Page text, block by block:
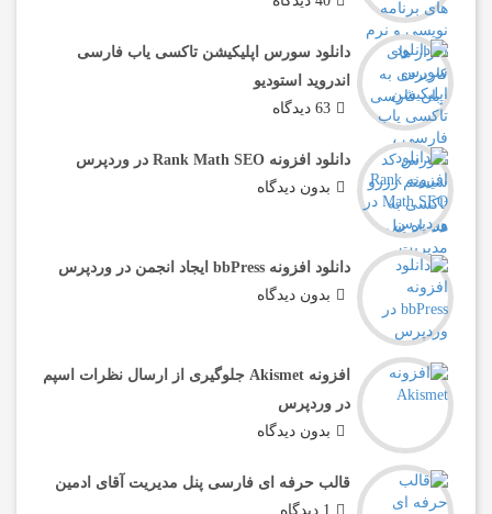
دانلود سورس اپلیکیشن تاکسی یاب فارسی
اندروید استودیو
63 دیدگاه
دانلود افزونه Rank Math SEO در وردپرس
بدون دیدگاه
دانلود افزونه bbPress ایجاد انجمن در وردپرس
بدون دیدگاه
افزونه Akismet جلوگیری از ارسال نظرات اسپم
در وردپرس
بدون دیدگاه
قالب حرفه ای فارسی پنل مدیریت آقای ادمین
1 دیدگاه